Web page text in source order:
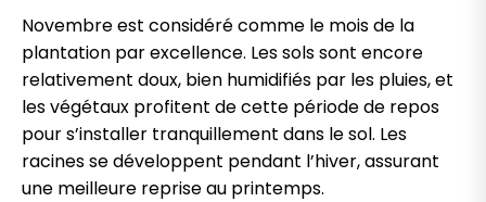
Novembre est considéré comme le mois de la
plantation par excellence. Les sols sont encore
relativement doux, bien humidifiés par les pluies, et
les végétaux profitent de cette période de repos
pour s’installer tranquillement dans le sol. Les
racines se développent pendant l’hiver, assurant
une meilleure reprise au printemps.